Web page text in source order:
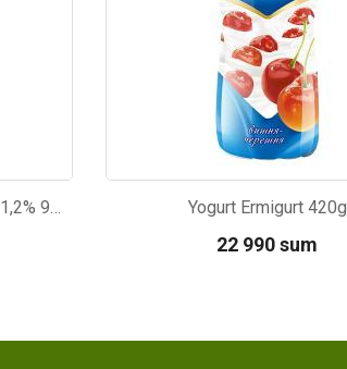
Йогурт пит. Bio Баланс ванил 1,2% 900г Yogurt Ermigurt 420g
22 990 sum